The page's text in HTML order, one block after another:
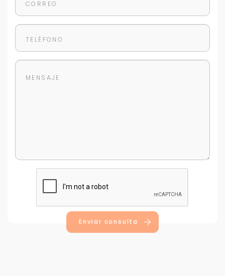
Enviar consulta